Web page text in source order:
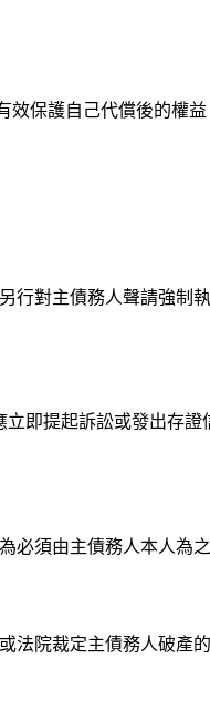
效保護自己代償後的權
行對主債務人聲請強制
即提起訴訟或發出存證
必須由主債務人本人為之
法院裁定主債務人破產